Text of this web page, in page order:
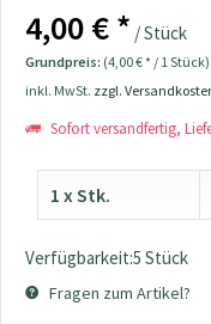
4,00 € * / Stück
Grundpreis: (4,00 € * / 1 Stück)
inkl. MwSt. zzgl.
Sofort versandfertig,
Verfügbarkeit:5 Stück
Fragen zum Artikel?